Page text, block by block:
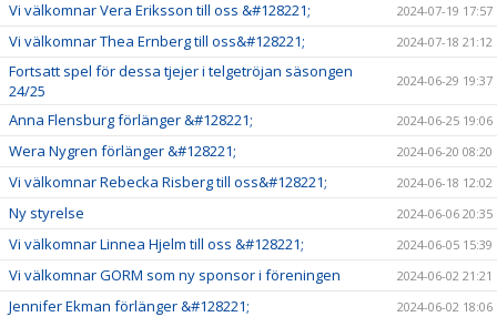
Vi välkomnar Vera Eriksson till oss &#128221; 2024-07-19 17:57
Vi välkomnar Thea Ernberg till oss&#128221; 2024-07-18 21:12
Fortsatt spel för dessa tjejer i telgetröjan säsongen
24/25
2024-06-29 19:37
Anna Flensburg förlänger &#128221; 2024-06-25 19:06
Wera Nygren förlänger &#128221; 2024-06-20 08:20
Vi välkomnar Rebecka Risberg till oss&#128221; 2024-06-18 12:02
Ny styrelse 2024-06-06 20:35
Vi välkomnar Linnea Hjelm till oss &#128221; 2024-06-05 15:39
Vi välkomnar GORM som ny sponsor i föreningen 2024-06-02 21:21
Jennifer Ekman förlänger &#128221; 2024-06-02 18:06